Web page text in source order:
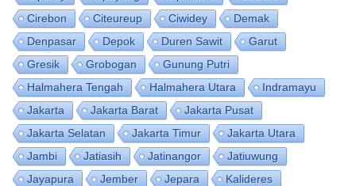
Cirebon
Citeureup Ciwidey
Demak
Denpasar
Depok Duren Sawit
Garut
Gresik
Grobogan
Gunung Putri
Halmahera Tengah
Halmahera Utara
Indramayu
Jakarta
Jakarta Barat
Jakarta Pusat
Jakarta Selatan
Jakarta Timur
Jakarta Utara
Jambi
Jatiasih Jatinangor
Jatiuwung
Jayapura
Jember Jepara
Kalideres